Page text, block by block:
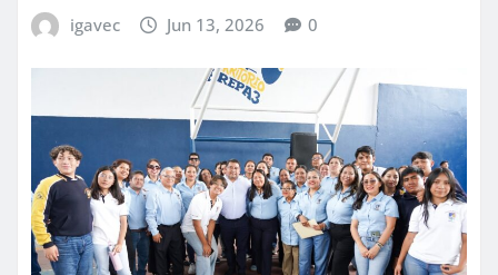
igavec Jun 13, 2026 0